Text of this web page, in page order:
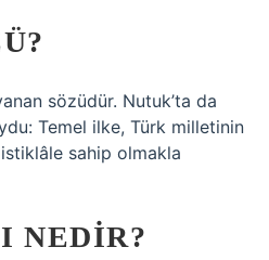
sözüdür. Nutuk’ta da
Temel ilke, Türk milletinin
sahip olmakla
NEDIR?